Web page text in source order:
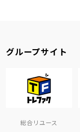
グループサイト
総合リユース